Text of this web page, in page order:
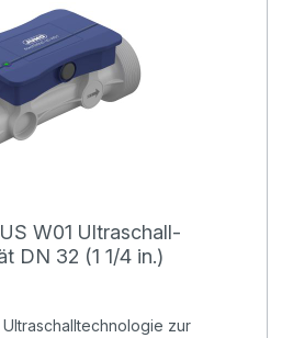
W01 Ultraschall-
DN 32 (1 1/4 in.)
zur